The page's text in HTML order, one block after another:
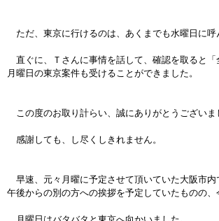
ただ、東京に行けるのは、あくまでも水曜日に呼
直ぐに、Ｔさんに事情を話して、確認を取ると
月曜日の東京案件も受けることができました。
この度のお取り計らい、誠にありがとうございま
感謝しても、し尽くしきれません。
早速、元々月曜に予定させて頂いていた大阪市内
午後からの別の方への挨拶を予定していたものの